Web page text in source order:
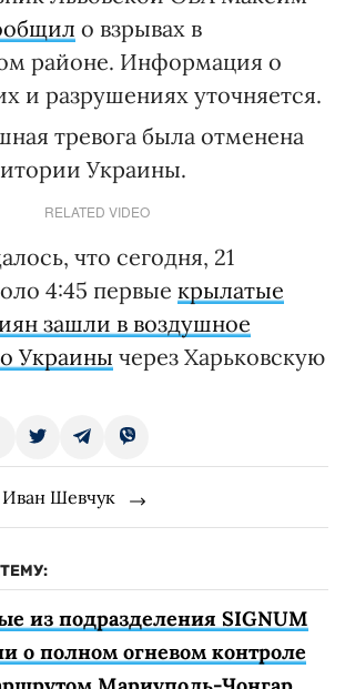
о взрывах в
районе. Информация о
и разрушениях уточняется.
тревога была отменена
Украины.
RELATED VIDEO
что сегодня, 21
4:45 первые крылатые
зашли в воздушное
Украины через Харьковскую
Шевчук
из подразделения SIGNUM
о полном огневом контроле